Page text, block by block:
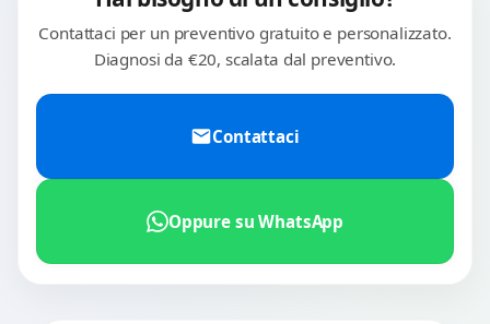
Contattaci per un preventivo gratuito e personalizzato.
Diagnosi da €20, scalata dal preventivo.
Contattaci
Oppure su WhatsApp